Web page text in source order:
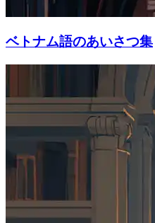
ベトナム語のあいさつ集